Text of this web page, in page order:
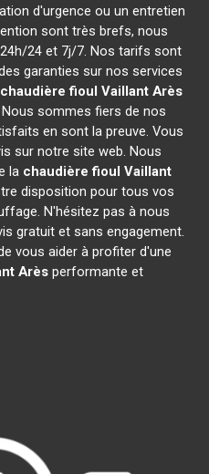
d'urgence ou un entretien
sont très brefs, nous
24 et 7j/7. Nos tarifs sont
garanties sur nos services
chaudière fioul Vaillant Arès
sommes fiers de nos
en sont la preuve. Vous
sur notre site web. Nous
la chaudière fioul Vaillant
disposition pour tous vos
N'hésitez pas à nous
gratuit et sans engagement.
vous aider à profiter d'une
Arèsperformante et